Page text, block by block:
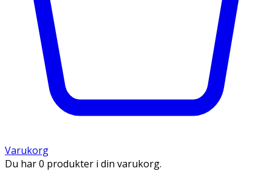
Varukorg
Du har 0 produkter i din varukorg.